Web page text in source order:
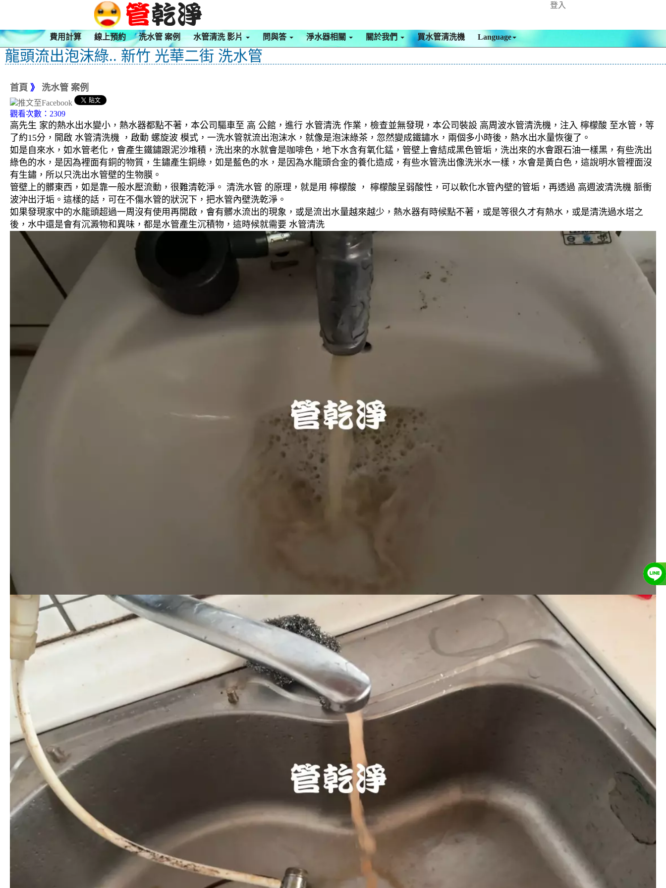
登入
費用計算 線上預約 洗水管 案例 水管清洗 影片 問與答 淨水器相關 關於我們 買水管清洗機 Language
龍頭流出泡沫綠.. 新竹 光華二街 洗水管
首頁 》 洗水管 案例
觀看次數：2309
高先生 家的熱水出水變小，熱水器都點不著，本公司驅車至 高 公館，進行 水管清洗 作業，檢查並無發現，本公司裝設 高周波水管清洗機，注入 檸檬酸 至水管，等
了約15分，開啟 水管清洗機 ，啟動 螺旋波 模式，一洗水管就流出泡沫水，就像是泡沫綠茶，忽然變成鐵鏽水，兩個多小時後，熱水出水量恢復了。
如是自來水，如水管老化，會產生鐵鏽跟泥沙堆積，洗出來的水就會是咖啡色，地下水含有氧化錳，管壁上會結成黑色管垢，洗出來的水會跟石油一樣黑，有些洗出
綠色的水，是因為裡面有銅的物質，生鏽產生銅綠，如是藍色的水，是因為水龍頭合金的養化造成，有些水管洗出像洗米水一樣，水會是黃白色，這說明水管裡面沒
有生鏽，所以只洗出水管壁的生物膜。
管壁上的髒東西，如是靠一般水壓流動，很難清乾淨。 清洗水管 的原理，就是用 檸檬酸 ， 檸檬酸呈弱酸性，可以軟化水管內壁的管垢，再透過 高週波清洗機 脈衝
波沖出汙垢。這樣的話，可在不傷水管的狀況下，把水管內壁洗乾淨。
如果發現家中的水龍頭超過一周沒有使用再開啟，會有髒水流出的現象，或是流出水量越來越少，熱水器有時候點不著，或是等很久才有熱水，或是清洗過水塔之
後，水中還是會有沉澱物和異味，都是水管產生沉積物，這時候就需要 水管清洗